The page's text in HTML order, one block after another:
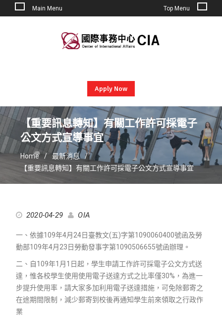
Main Menu Top Menu
Apply Now
【重要訊息轉知】有關工作許可採電子
公文方式宣導事宜
Home
最新消息
【重要訊息轉知】有關工作許可採電子公文方式宣導事宜
2020-04-29 OIA
一、依據109年4月24日臺教文(五)字第1090060400號函及勞
動部109年4月23日勞動發事字第1090506655號函辦理。
二、自109年1月1日起，學生申請工作許可採電子公文方式送
達，惟各校學生使用使用電子送達方式之比率僅30%，為進一
步提升使用率，請大家多加利用電子送達措施，可免除郵寄之
在途期間限制，減少郵寄到校後再通知學生前來領取之行政作
業